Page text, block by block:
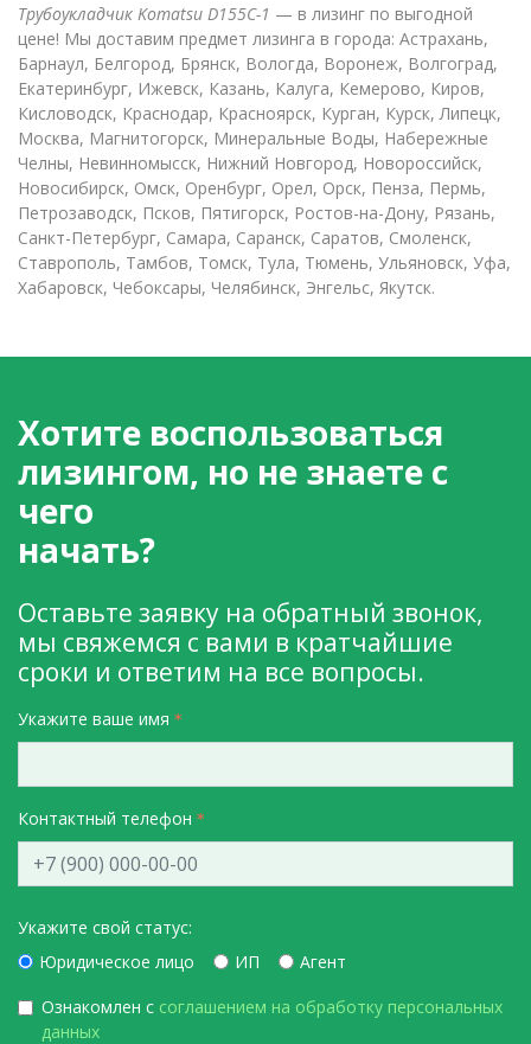
Трубоукладчик Komatsu D155C-1 — в лизинг по выгодной
цене! Мы доставим предмет лизинга в города: Астрахань,
Барнаул, Белгород, Брянск, Вологда, Воронеж, Волгоград,
Екатеринбург, Ижевск, Казань, Калуга, Кемерово, Киров,
Кисловодск, Краснодар, Красноярск, Курган, Курск, Липецк,
Москва, Магнитогорск, Минеральные Воды, Набережные
Челны, Невинномысск, Нижний Новгород, Новороссийск,
Новосибирск, Омск, Оренбург, Орел, Орск, Пенза, Пермь,
Петрозаводск, Псков, Пятигорск, Ростов-на-Дону, Рязань,
Санкт-Петербург, Самара, Саранск, Саратов, Смоленск,
Ставрополь, Тамбов, Томск, Тула, Тюмень, Ульяновск, Уфа,
Хабаровск, Чебоксары, Челябинск, Энгельс, Якутск.
Хотите воспользоваться
лизингом, но не знаете с
чего
начать?
Оставьте заявку на обратный звонок,
мы свяжемся с вами в кратчайшие
сроки и ответим на все вопросы.
Укажите ваше имя
Контактный телефон
Укажите свой статус:
Юридическое лицо
ИП
Агент
Ознакомлен с соглашением на обработку персональных
данных